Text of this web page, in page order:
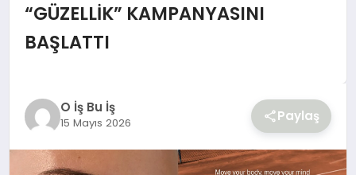
YAŞAM
“GÜZELLİK” KAMPANYASINI
BAŞLATTI
O İş Bu İş
15 Mayıs 2026 Paylaş